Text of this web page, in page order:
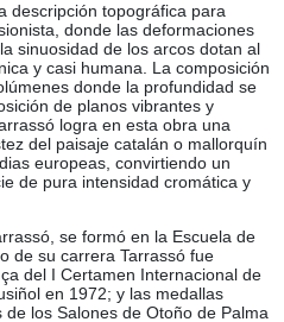
descripción topográfica para
donde las deformaciones
sinuosidad de los arcos dotan al
y casi humana. La composición
donde la profundidad se
de planos vibrantes y
logra en esta obra una
del paisaje catalán o mallorquín
europeas, convirtiendo un
de pura intensidad cromática y
se formó en la Escuela de
de su carrera Tarrassó fue
del I Certamen Internacional de
en 1972; y las medallas
los Salones de Otoño de Palma